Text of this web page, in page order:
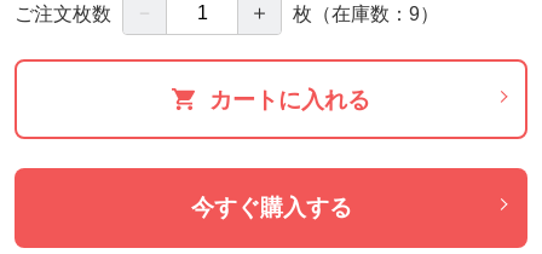
ご注文枚数 － ＋ 枚 （在庫数：9）
カートに入れる
今すぐ購入する